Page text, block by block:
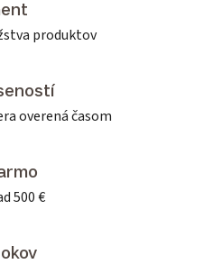
produktov
overená časom
500 €